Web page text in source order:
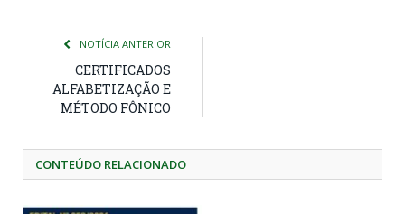
NOTÍCIA ANTERIOR
CERTIFICADOS
ALFABETIZAÇÃO E
MÉTODO FÔNICO
CONTEÚDO RELACIONADO